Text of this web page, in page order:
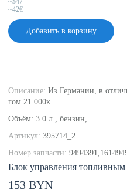
~42€
Добавить в корзину
Блок управления
Описание: Из Германии, в
гом 21.000к..
Объём: 3.0 л., бензин,
Артикул: 395714_2
Номер запчасти:
153 BYN